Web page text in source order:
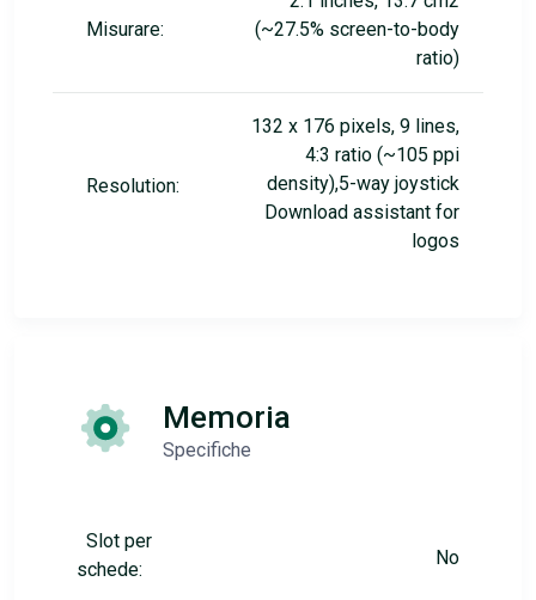
Misurare:
(~27.5% screen-to-body
ratio)
Resolution:
132 x 176 pixels, 9 lines,
4:3 ratio (~105 ppi
density),5-way joystick
Download assistant for
logos
Memoria
Specifiche
Slot per
schede:
No